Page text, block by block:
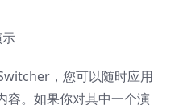
，您可以随时应用
容。如果你对其中一个演